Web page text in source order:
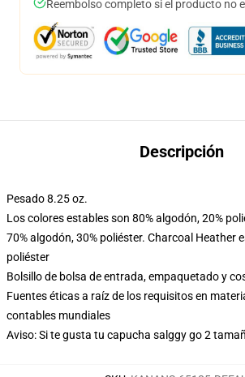
Reembolso completo si el producto no
Descripción
Pesado 8.25 oz.
Los colores estables son 80% algodón, 20%
70% algodón, 30% poliéster. Charcoal Heather
poliéster
Bolsillo de bolsa de entrada, empaquetado y
Fuentes éticas a raíz de los requisitos en
contables mundiales
Aviso: Si te gusta tu capucha salggy go 2